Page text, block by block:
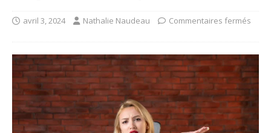
avril 3, 2024 Nathalie Naudeau Commentaires fermés